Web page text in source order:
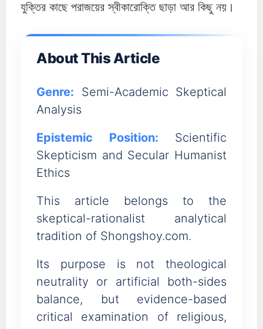
যুক্তির কাছে পরাজয়ের স্বীকারোক্তি ছাড়া আর কিছু নয়।
About This Article
Genre: Semi-Academic Skeptical
Analysis
Epistemic Position: Scientific
Skepticism and Secular Humanist
Ethics
This article belongs to the
skeptical-rationalist analytical
tradition of Shongshoy.com.
Its purpose is not theological
neutrality or artificial both-sides
balance, but evidence-based
critical examination of religious,